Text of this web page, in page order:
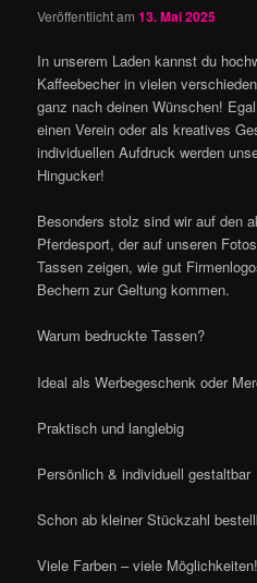
Veröffentlicht am13. Mai 2025
In unserem Laden kannst du
Kaffeebecher in vielen
ganz nach deinen Wünschen!
einen Verein oder als kreatives
individuellen Aufdruck werden
Hingucker!
Besonders stolz sind wir auf den
Pferdesport, der auf unseren
Tassen zeigen, wie gut
Bechern zur Geltung kommen.
Warum bedruckte Tassen?
Ideal als Werbegeschenk oder
Praktisch und langlebig
Persönlich & individuell gestaltbar
Schon ab kleiner Stückzahl
Viele Farben – viele Möglichkeiten!